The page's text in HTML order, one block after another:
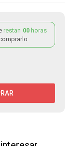
restan 00 horas